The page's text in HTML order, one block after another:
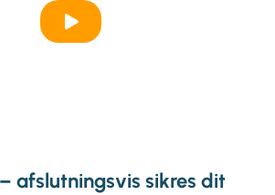
afslutningsvis sikres dit